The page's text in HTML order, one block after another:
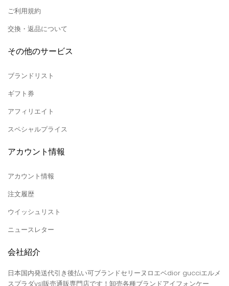
ご利用規約
交換・返品について
その他のサービス
ブランドリスト
ギフト券
アフィリエイト
スペシャルプライス
アカウント情報
アカウント情報
注文履歴
ウイッシュリスト
ニュースレター
会社紹介
日本国内発送代引き後払い可ブランドセリーヌロエベdior gucciエルメ
スプラダysl販売通販専門店です！卸売各種ブランドアイフォンケー